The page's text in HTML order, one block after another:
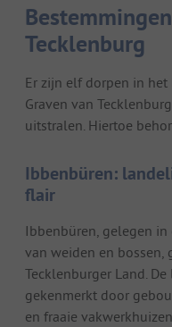
Tecklenburg
Er zijn elf dorpen in
Graven van
uitstralen. Hiertoe
Ibbenbüren:
flair
Ibbenbüren, gelegen
van weiden en
Tecklenburger Land.
gekenmerkt door
en fraaie